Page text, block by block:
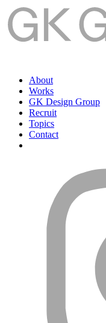
About
Works
GK Design Group
Recruit
Topics
Contact